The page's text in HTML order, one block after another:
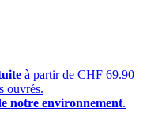
à partir de CHF 69.90
ouvrés.
notre environnement.